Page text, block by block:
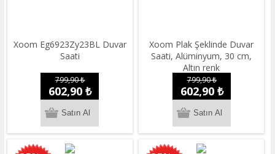
Xoom Eg6923Zy23BL Duvar
Saati
799,90 ₺
602,90 ₺
Xoom Plak Şeklinde Duvar
Saati, Alüminyum, 30 cm,
Altın renk
799,90 ₺
602,90 ₺